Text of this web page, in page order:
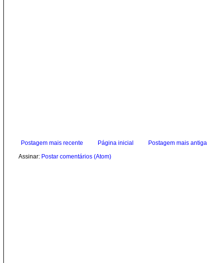
Postagem mais recente Postagem mais antiga
Página inicial
Assinar: Postar comentários (Atom)